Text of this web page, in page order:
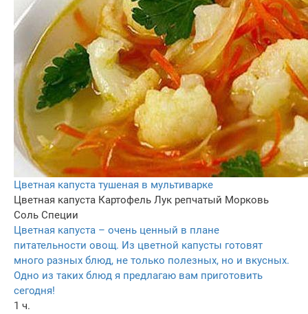
Цветная капуста тушеная в мультиварке
Цветная капуста Картофель Лук репчатый Морковь
Соль Специи
Цветная капуста – очень ценный в плане
питательности овощ. Из цветной капусты готовят
много разных блюд, не только полезных, но и вкусных.
Одно из таких блюд я предлагаю вам приготовить
сегодня!
1 ч.